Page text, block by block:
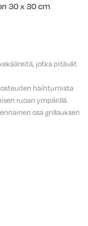
30 x 30 cm
jotka pitävät
haihtumista
ruoan ympärillä.
osa grillauksen